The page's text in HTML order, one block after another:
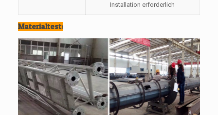
Installation erforderlich
Materialtest: